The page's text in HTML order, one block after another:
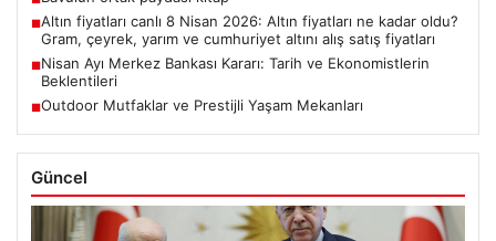
■Altın fiyatları canlı 8 Nisan 2026: Altın fiyatları ne kadar oldu?
Gram, çeyrek, yarım ve cumhuriyet altını alış satış fiyatları
■Nisan Ayı Merkez Bankası Kararı: Tarih ve Ekonomistlerin
Beklentileri
■Outdoor Mutfaklar ve Prestijli Yaşam Mekanları
Güncel